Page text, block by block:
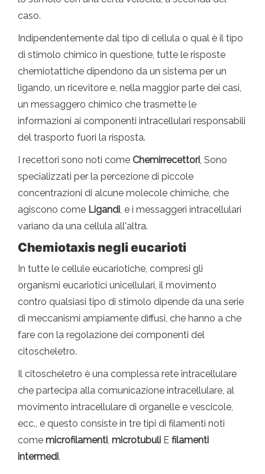
caso.
Indipendentemente dal tipo di cellula o qual è il tipo
di stimolo chimico in questione, tutte le risposte
chemiotattiche dipendono da un sistema per un
ligando, un ricevitore e, nella maggior parte dei casi,
un messaggero chimico che trasmette le
informazioni ai componenti intracellulari responsabili
del trasporto fuori la risposta.
I recettori sono noti come Chemirrecettori , Sono
specializzati per la percezione di piccole
concentrazioni di alcune molecole chimiche, che
agiscono come Ligandi , e i messaggeri intracellulari
variano da una cellula all'altra.
Chemiotaxis negli eucarioti
In tutte le cellule eucariotiche, compresi gli
organismi eucariotici unicellulari, il movimento
contro qualsiasi tipo di stimolo dipende da una serie
di meccanismi ampiamente diffusi, che hanno a che
fare con la regolazione dei componenti del
citoscheletro.
Il citoscheletro è una complessa rete intracellulare
che partecipa alla comunicazione intracellulare, al
movimento intracellulare di organelle e vescicole,
ecc., e questo consiste in tre tipi di filamenti noti
come microfilamenti microtubuli E filamenti
intermedi.